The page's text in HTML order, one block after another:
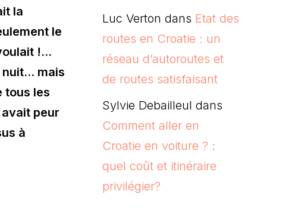
la
le
!…
nuit… mais
tous les
peur
à
Luc Verton dans Etat des
routes en Croatie : un
réseau d’autoroutes et
de routes satisfaisant
Sylvie Debailleul dans
Comment aller en
Croatie en voiture ? :
quel coût et itinéraire
privilégier?